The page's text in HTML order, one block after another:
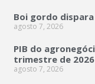
Boi gordo
agosto 7, 2026
PIB do
trimestre de 2026
agosto 7, 2026